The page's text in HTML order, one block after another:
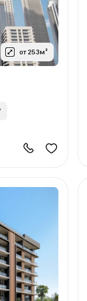
от 253м²